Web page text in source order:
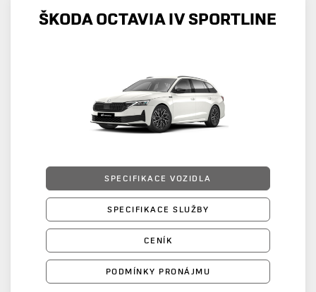
ŠKODA OCTAVIA IV SPORTLINE
SPECIFIKACE VOZIDLA
SPECIFIKACE SLUŽBY
CENÍK
PODMÍNKY PRONÁJMU